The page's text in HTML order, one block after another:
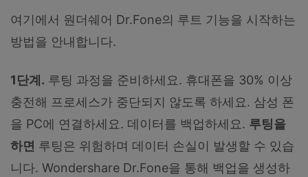
여기에서 원더쉐어 Dr.Fone의 루트 기능을 시작하는
방법을 안내합니다.
1단계. 루팅 과정을 준비하세요. 휴대폰을 30% 이상
충전해 프로세스가 중단되지 않도록 하세요. 삼성 폰
을 PC에 연결하세요. 데이터를 백업하세요. 루팅을
하면 루팅은 위험하며 데이터 손실이 발생할 수 있습
니다. Wondershare Dr.Fone을 통해 백업을 생성하